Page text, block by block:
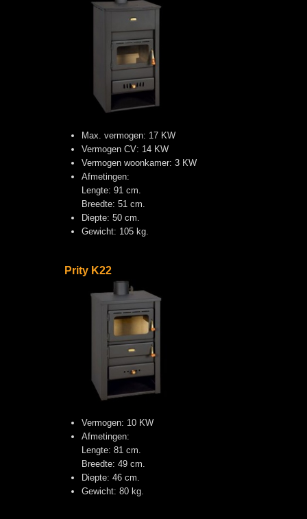
Max. vermogen: 17 KW
Vermogen CV: 14 KW
Vermogen woonkamer: 3 KW
Afmetingen:
Lengte: 91 cm.
Breedte: 51 cm.
Diepte: 50 cm.
Gewicht: 105 kg.
Prity K22
Vermogen: 10 KW
Afmetingen:
Lengte: 81 cm.
Breedte: 49 cm.
Diepte: 46 cm.
Gewicht: 80 kg.